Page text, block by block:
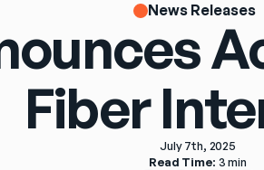
News Releases
Fiber
July 7th, 2025
Read Time: 3 min